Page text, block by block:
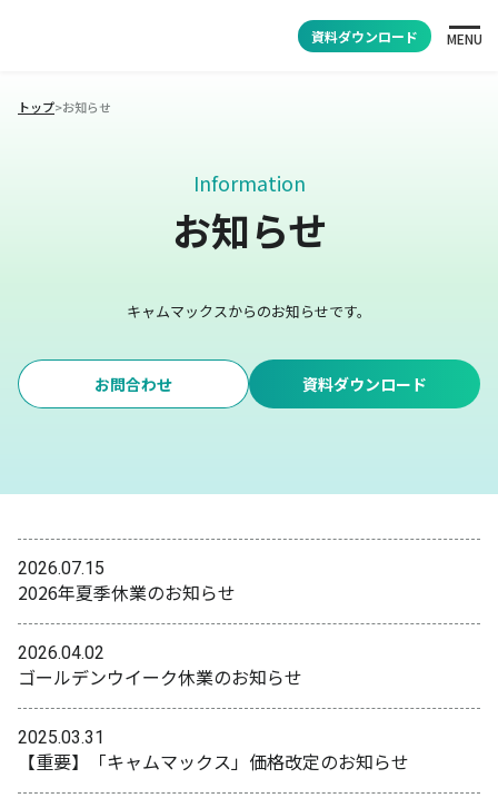
資料ダウンロード MENU
トップ>お知らせ
Information
お知らせ
キャムマックスからのお知らせです。
お問合わせ 資料ダウンロード
2026.07.15
2026年夏季休業のお知らせ
2026.04.02
ゴールデンウイーク休業のお知らせ
2025.03.31
【重要】「キャムマックス」価格改定のお知らせ